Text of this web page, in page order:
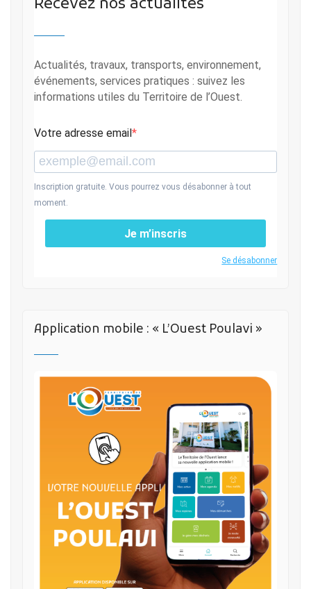
Recevez nos actualités
Actualités, travaux, transports, environnement,
événements, services pratiques : suivez les
informations utiles du Territoire de l’Ouest.
Votre adresse email
Inscription gratuite. Vous pourrez vous désabonner à tout
moment.
Je m’inscris
Se désabonner
Application mobile : « L’Ouest Poulavi »